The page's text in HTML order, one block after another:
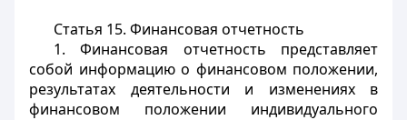
Статья 15. Финансовая отчетность
1. Финансовая отчетность представляет
собой информацию о финансовом положении,
результатах деятельности и изменениях в
финансовом положении индивидуального